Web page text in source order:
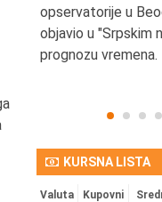
opservatorije u
objavio u "Srpskim
prognozu vremena.
KURSNA LISTA
Valuta Kupovni